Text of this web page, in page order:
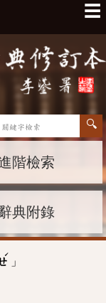
☰
階檢索
典附錄
ˊ
」